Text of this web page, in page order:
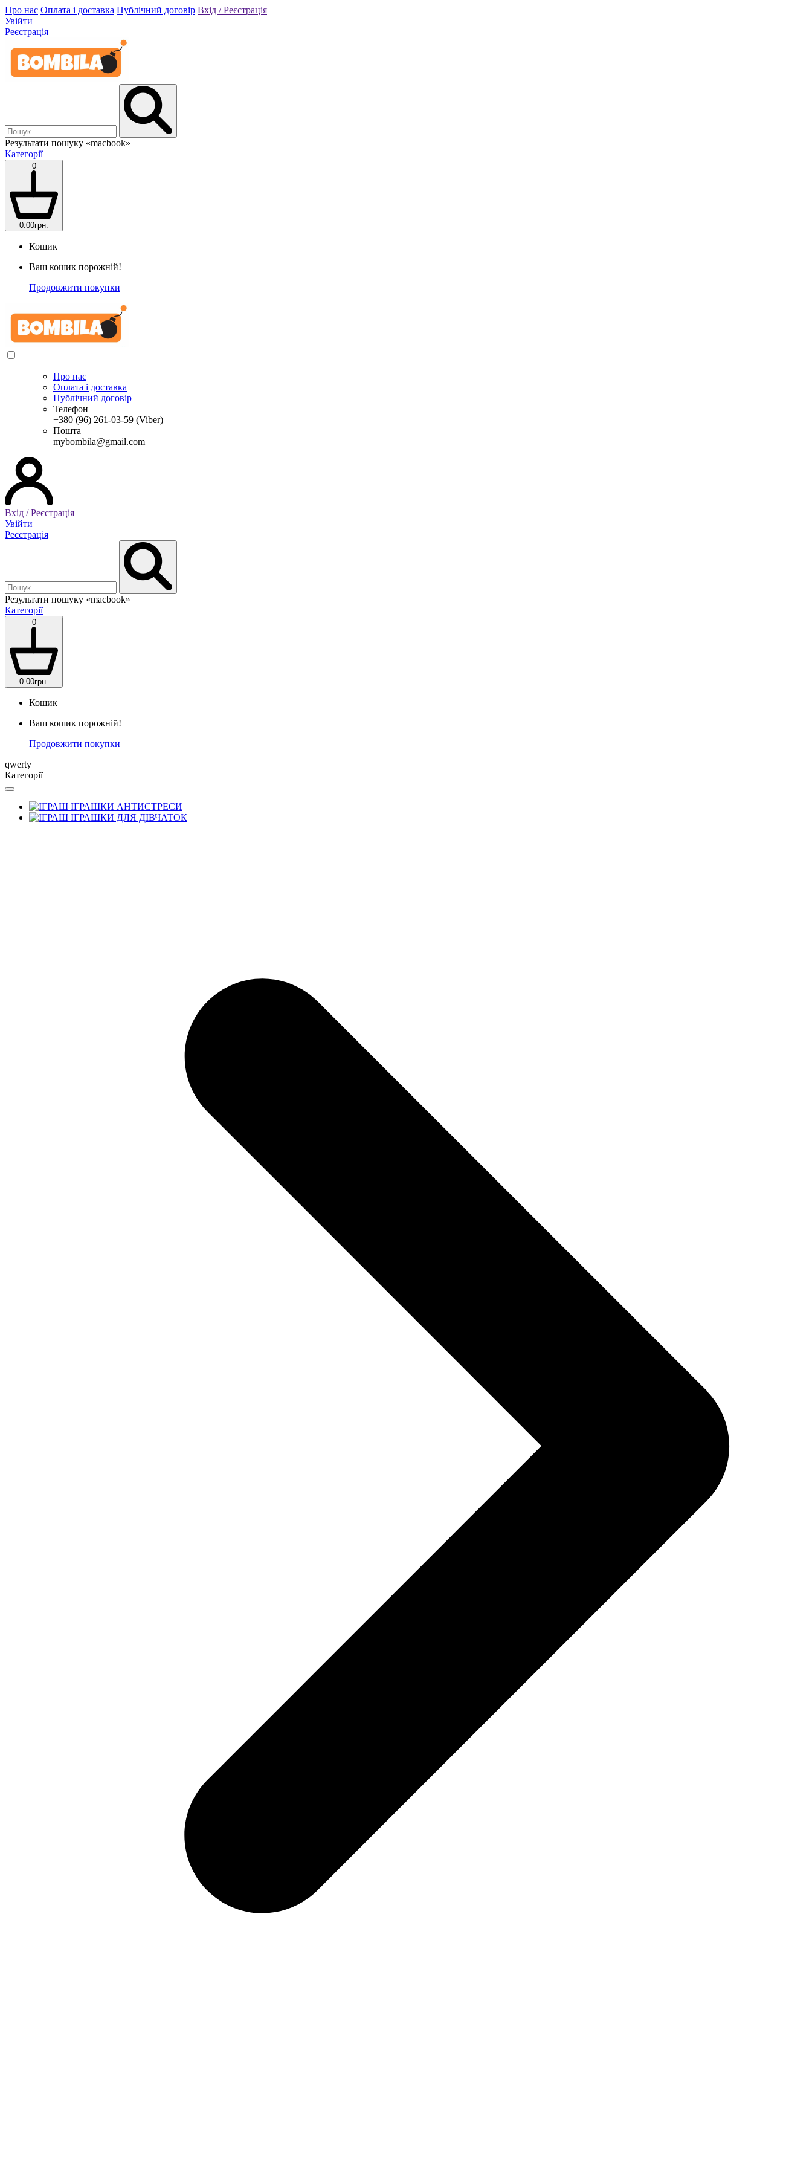
Про нас Оплата і доставка Публічний договір Вхід / Реєстрація
Увійти
Реєстрація
Результати пошуку «macbook»
Категорії
0
0.00грн.
Кошик
Ваш кошик порожній!
Продовжити покупки
Про нас
Оплата і доставка
Публічний договір
Телефон
+380 (96) 261-03-59 (Viber)
Пошта
mybombila@gmail.com
Вхід / Реєстрація
Увійти
Реєстрація
Результати пошуку «macbook»
Категорії
0
0.00грн.
Кошик
Ваш кошик порожній!
Продовжити покупки
qwerty
Категорії
ІГРАШКИ АНТИСТРЕСИ
ІГРАШКИ ДЛЯ ДІВЧАТОК